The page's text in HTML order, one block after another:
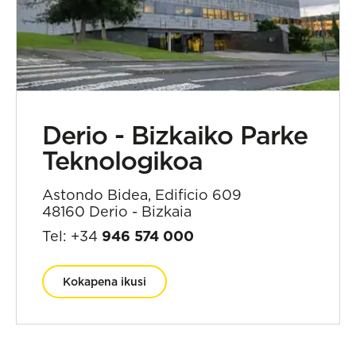
Derio - Bizkaiko Parke
Teknologikoa
Astondo Bidea, Edificio 609
48160 Derio - Bizkaia
Tel: +34 946 574 000
Kokapena ikusi